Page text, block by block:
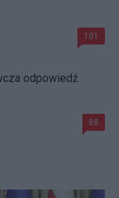
101
odpowiedź
88